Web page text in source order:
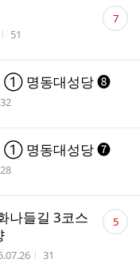
조회수
51
댓
글 7
① 명동대성당 ❽
조회수
32
① 명동대성당 ❼
조회수
28
나들길 3코스
시간 조회수
31
댓
글 5